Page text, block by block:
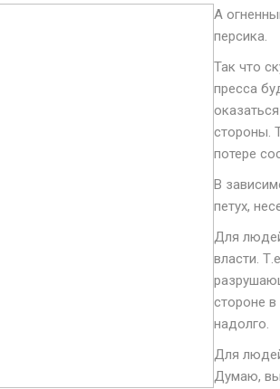
А
персика.
Так что
пресса
стороны.
потере
В
петух,
Для
власти.
стороне
надолго.
Для людей
Думаю, вы